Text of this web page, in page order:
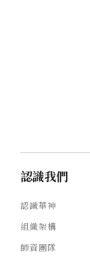
認識我們
認識華神
組織架構
師資團隊